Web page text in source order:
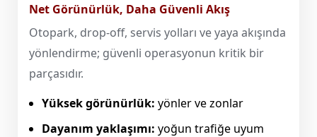
Net Görünürlük, Daha Güvenli Akış
Otopark, drop-off, servis yolları ve yaya akışında
yönlendirme; güvenli operasyonun kritik bir
parçasıdır.
Yüksek görünürlük: yönler ve zonlar
Dayanım yaklaşımı: yoğun trafiğe uyum